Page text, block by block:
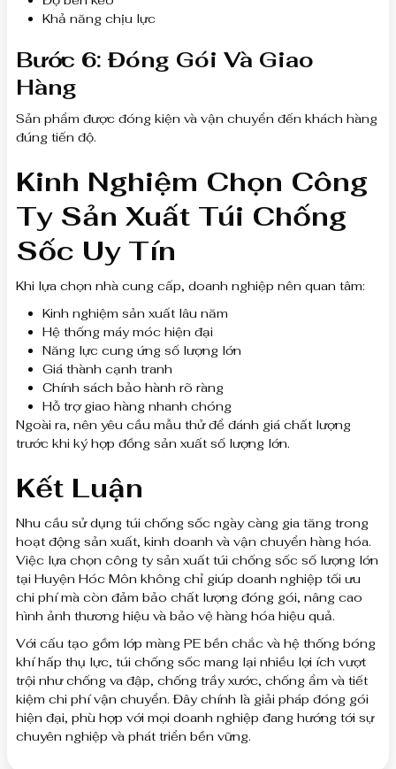
Khả năng chịu lực
Bước 6: Đóng Gói Và Giao
Hàng
Sản phẩm được đóng kiện và vận chuyển đến khách hàng
đúng tiến độ.
Kinh Nghiệm Chọn Công
Ty Sản Xuất Túi Chống
Sốc Uy Tín
Khi lựa chọn nhà cung cấp, doanh nghiệp nên quan tâm:
Kinh nghiệm sản xuất lâu năm
Hệ thống máy móc hiện đại
Năng lực cung ứng số lượng lớn
Giá thành cạnh tranh
Chính sách bảo hành rõ ràng
Hỗ trợ giao hàng nhanh chóng
Ngoài ra, nên yêu cầu mẫu thử để đánh giá chất lượng
trước khi ký hợp đồng sản xuất số lượng lớn.
Kết Luận
Nhu cầu sử dụng túi chống sốc ngày càng gia tăng trong
hoạt động sản xuất, kinh doanh và vận chuyển hàng hóa.
Việc lựa chọn công ty sản xuất túi chống sốc số lượng lớn
tại Huyện Hóc Môn không chỉ giúp doanh nghiệp tối ưu
chi phí mà còn đảm bảo chất lượng đóng gói, nâng cao
hình ảnh thương hiệu và bảo vệ hàng hóa hiệu quả.
Với cấu tạo gồm lớp màng PE bền chắc và hệ thống bóng
khí hấp thụ lực, túi chống sốc mang lại nhiều lợi ích vượt
trội như chống va đập, chống trầy xước, chống ẩm và tiết
kiệm chi phí vận chuyển. Đây chính là giải pháp đóng gói
hiện đại, phù hợp với mọi doanh nghiệp đang hướng tới sự
chuyên nghiệp và phát triển bền vững.